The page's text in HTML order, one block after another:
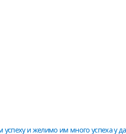
и желимо им много успеха у